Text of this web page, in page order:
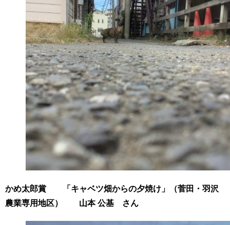
かめ太郎賞 「キャベツ畑からの夕焼け」（菅田・羽沢
農業専用地区） 山本 公基 さん